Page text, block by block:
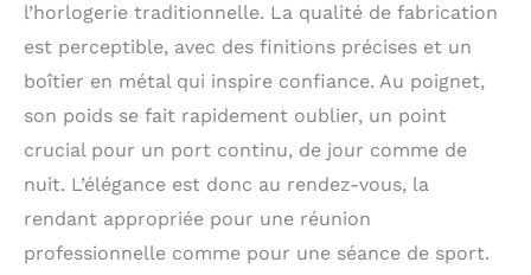
mise à jour avec
surveillance de la
fréquence cardiaque,
surveillance scientifique
du sommeil,
sensibilisation à la
respiration pendant le
sommeil, suivi intelligent
intelligent au quotidien -
tout nouveau design ux,
l’horlogerie traditionnelle. La qualité de fabrication
est perceptible, avec des finitions précises et un
boîtier en métal qui inspire confiance. Au poignet,
son poids se fait rapidement oublier, un point
crucial pour un port continu, de jour comme de
nuit. L’élégance est donc au rendez-vous, la
rendant appropriée pour une réunion
professionnelle comme pour une séance de sport.